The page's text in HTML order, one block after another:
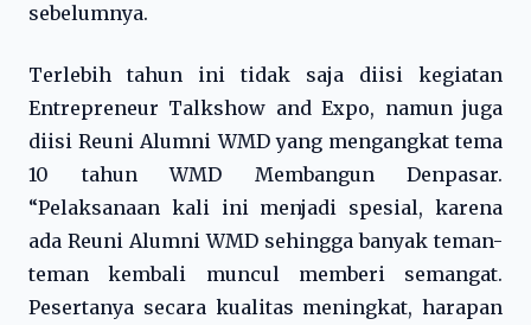
sebelumnya.
Terlebih tahun ini tidak saja diisi kegiatan
Entrepreneur Talkshow and Expo, namun juga
diisi Reuni Alumni WMD yang mengangkat tema
10 tahun WMD Membangun Denpasar.
“Pelaksanaan kali ini menjadi spesial, karena
ada Reuni Alumni WMD sehingga banyak teman-
teman kembali muncul memberi semangat.
Pesertanya secara kualitas meningkat, harapan